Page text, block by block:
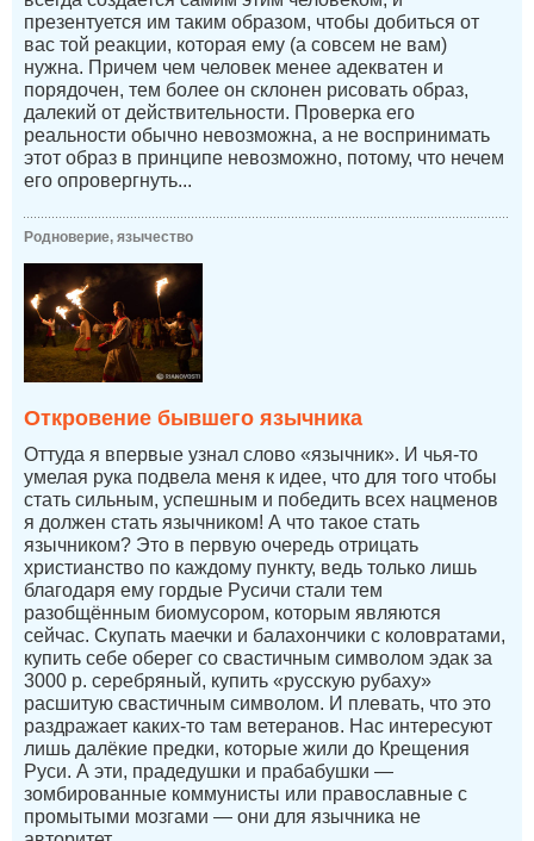
презентуется им таким образом, чтобы добиться от
вас той реакции, которая ему (а совсем не вам)
нужна. Причем чем человек менее адекватен и
порядочен, тем более он склонен рисовать образ,
далекий от действительности. Проверка его
реальности обычно невозможна, а не воспринимать
этот образ в принципе невозможно, потому, что нечем
его опровергнуть...
Родноверие, язычество
Откровение бывшего язычника
Оттуда я впервые узнал слово «язычник». И чья-то
умелая рука подвела меня к идее, что для того чтобы
стать сильным, успешным и победить всех нацменов
я должен стать язычником! А что такое стать
язычником? Это в первую очередь отрицать
христианство по каждому пункту, ведь только лишь
благодаря ему гордые Русичи стали тем
разобщённым биомусором, которым являются
сейчас. Скупать маечки и балахончики с коловратами,
купить себе оберег со свастичным символом эдак за
3000 р. серебряный, купить «русскую рубаху»
расшитую свастичным символом. И плевать, что это
раздражает каких-то там ветеранов. Нас интересуют
лишь далёкие предки, которые жили до Крещения
Руси. А эти, прадедушки и прабабушки —
зомбированные коммунисты или православные с
промытыми мозгами — они для язычника не